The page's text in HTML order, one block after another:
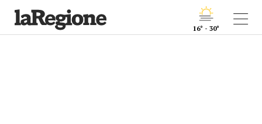
16° - 30°